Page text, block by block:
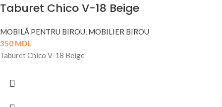
Taburet Chico V-18 Beige
MOBILĂ PENTRU BIROU, MOBILIER BIROU
350 MDL
Taburet Chico V-18 Beige